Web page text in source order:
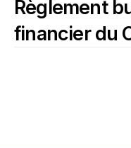
Règlement
financier du